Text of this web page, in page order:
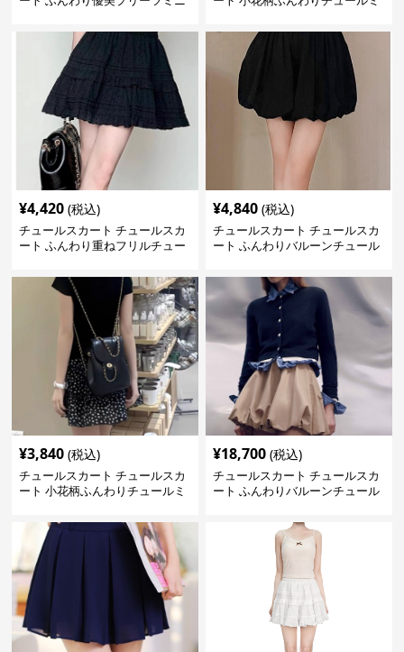
¥4,420 (税込)
チュールスカート チュールスカ
ート ふんわり重ねフリルチュー
¥4,840 (税込)
チュールスカート チュールスカ
ート ふんわりバルーンチュール
¥3,840 (税込)
チュールスカート チュールスカ
ート 小花柄ふんわりチュールミ
¥18,700 (税込)
チュールスカート チュールスカ
ート ふんわりバルーンチュール